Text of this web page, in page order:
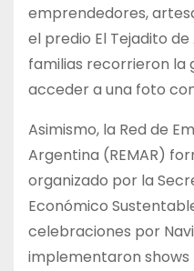
emprendedores,
el predio El Tejadito de
familias recorrieron la
acceder a una foto
Asimismo, la Red de
Argentina (REMAR)
organizado por la
Económico
celebraciones por
implementaron shows